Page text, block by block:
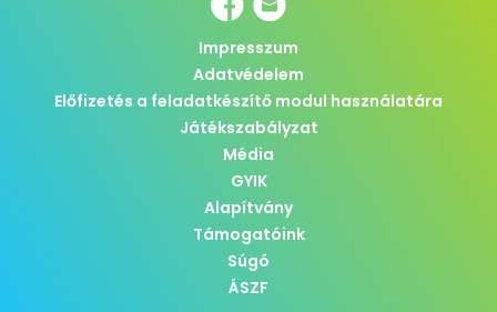
Impresszum
Adatvédelem
Előfizetés a feladatkészítő modul használatára
Játékszabályzat
Média
GYIK
Alapítvány
Támogatóink
Súgó
ÁSZF